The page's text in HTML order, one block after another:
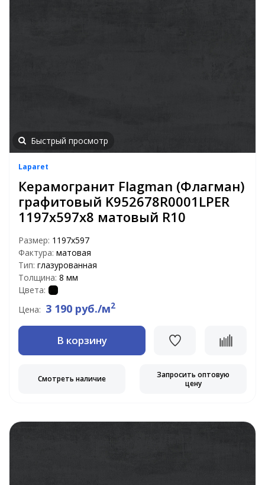
Быстрый просмотр
Laparet
Керамогранит Flagman (Флагман)
графитовый K952678R0001LPER
1197х597x8 матовый R10
Размер: 1197х597
Фактура: матовая
Тип: глазурованная
Толщина: 8 мм
Цвета:
Цена: 3 190 руб./м2
В корзину
Смотреть наличие
Запросить оптовую
цену